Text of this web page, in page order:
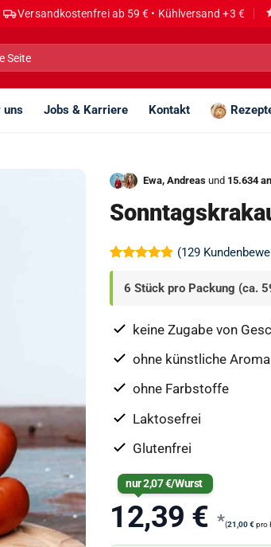
Versandkostenfrei ab 59 € • Kühlversand +3 €
uns Jobs & Karriere Kontakt
Ewa, Andreas und 15.634
Bewertet
mit 4.88
von 5,
basierend
auf
129
Kundenbewertungen
(129
6 Stück pro Packung (ca.
keine Zugabe von
ohne künstliche
ohne Farbstoffe
Laktosefrei
Glutenfrei
nur2,07€/Wurst
12,39 € *(21,00€pro